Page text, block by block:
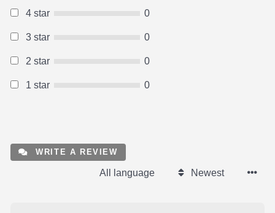
4 star 0
3 star 0
2 star 0
1 star 0
WRITE A REVIEW
All language Newest